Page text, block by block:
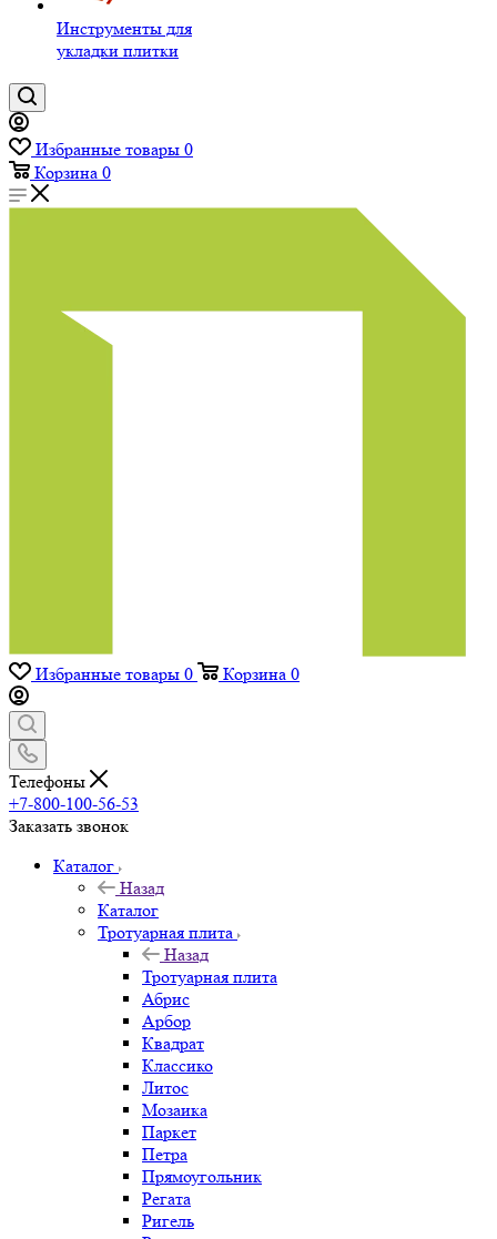
Инструменты для
укладки плитки
Избранные товары 0
Корзина 0
Избранные товары 0 Корзина 0
Телефоны
+7-800-100-56-53
Заказать звонок
Каталог
Назад
Каталог
Тротуарная плита
Назад
Тротуарная плита
Абрис
Арбор
Квадрат
Классико
Литос
Мозаика
Паркет
Петра
Прямоугольник
Регата
Ригель